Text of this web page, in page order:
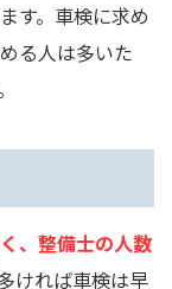
す。車検に求め
る人は多いた
、整備士の人数
ければ車検は早